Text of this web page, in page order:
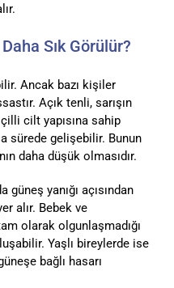
Sık Görülür?
Ancak bazı kişiler
Açık tenli, sarışın
cilt yapısına sahip
sürede gelişebilir. Bunun
daha düşük olmasıdır.
yanığı açısından
alır. Bebek ve
olarak olgunlaşmadığı
Yaşlı bireylerde ise
bağlı hasarı